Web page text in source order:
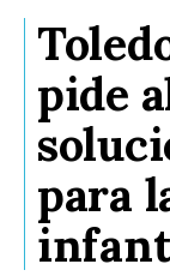
pide
para